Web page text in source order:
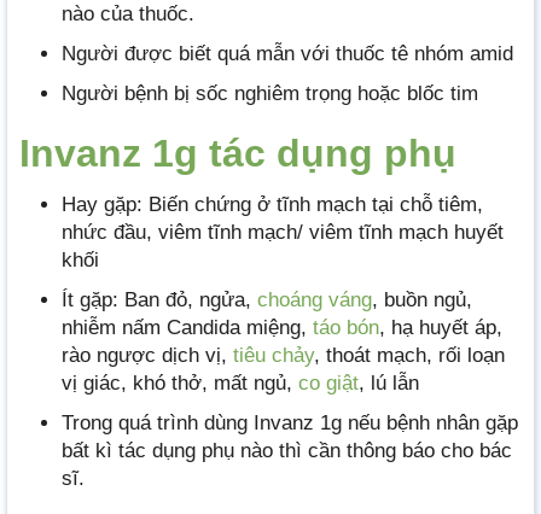
nào của thuốc.
Người được biết quá mẫn với thuốc tê nhóm amid
Người bệnh bị sốc nghiêm trọng hoặc blốc tim
Invanz 1g tác dụng phụ
Hay gặp: Biến chứng ở tĩnh mạch tại chỗ tiêm,
nhức đầu, viêm tĩnh mạch/ viêm tĩnh mạch huyết
khối
Ít gặp: Ban đỏ, ngửa, choáng váng, buồn ngủ,
nhiễm nấm Candida miệng, táo bón, hạ huyết áp,
rào ngược dịch vị, tiêu chảy, thoát mạch, rối loạn
vị giác, khó thở, mất ngủ, co giật, lú lẫn
Trong quá trình dùng Invanz 1g nếu bệnh nhân gặp
bất kì tác dụng phụ nào thì cần thông báo cho bác
sĩ.